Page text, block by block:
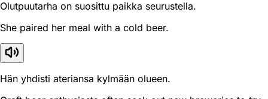
Olutpuutarha on suosittu paikka seurustella.
She paired her meal with a cold beer.
Hän yhdisti ateriansa kylmään olueen.